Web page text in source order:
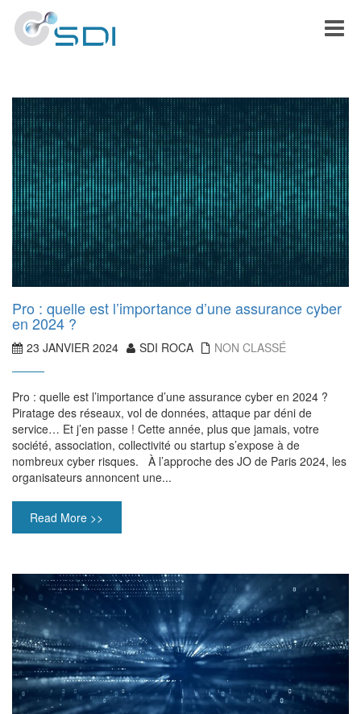
Pro : quelle est l’importance d’une assurance cyber
en 2024 ?
23 JANVIER 2024 SDI ROCA NON CLASSÉ
Pro : quelle est l’importance d’une assurance cyber en 2024 ?
Piratage des réseaux, vol de données, attaque par déni de
service… Et j’en passe ! Cette année, plus que jamais, votre
société, association, collectivité ou startup s’expose à de
nombreux cyber risques. À l’approche des JO de Paris 2024, les
organisateurs annoncent une...
Read More >>